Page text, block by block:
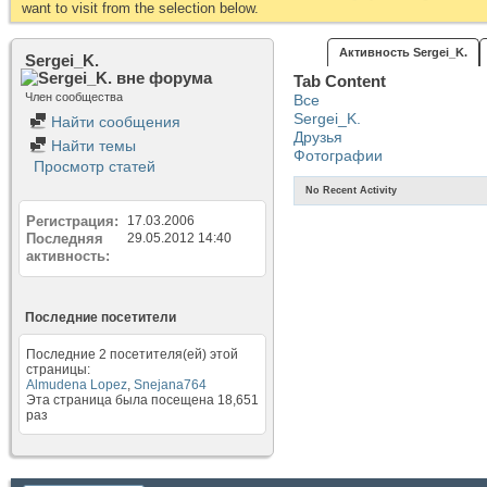
want to visit from the selection below.
Sergei_K.
Член сообщества
Найти сообщения
Найти темы
Просмотр статей
Регистрация 17.03.2006
Последняя
активность
29.05.2012 14:40
Последние посетители
Последние 2 посетителя(ей) этой
страницы:
Almudena Lopez, Snejana764
Эта страница была посещена 18,651
раз
Активность Sergei_K.
Tab Content
Все
Sergei_K.
Друзья
Фотографии
No Recent Activity